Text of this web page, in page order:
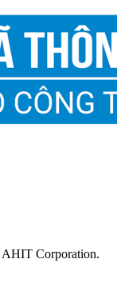
AHIT Corporation.